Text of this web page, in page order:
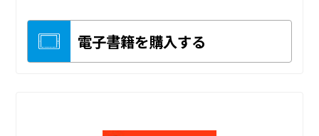
電子書籍を購入する